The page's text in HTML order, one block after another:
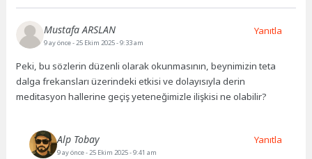
Mustafa ARSLAN
9 ay önce- 25 Ekim 2025 - 9:33 am
Peki, bu sözlerin düzenli olarak okunmasının, beynimizin teta
dalga frekansları üzerindeki etkisi ve dolayısıyla derin
meditasyon hallerine geçiş yeteneğimizle ilişkisi ne olabilir?
Yanıtla
Alp Tobay
9 ay önce- 25 Ekim 2025 - 9:41 am
Yanıtla